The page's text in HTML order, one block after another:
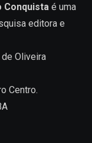
Conquista é uma
editora e
Oliveira
Centro.